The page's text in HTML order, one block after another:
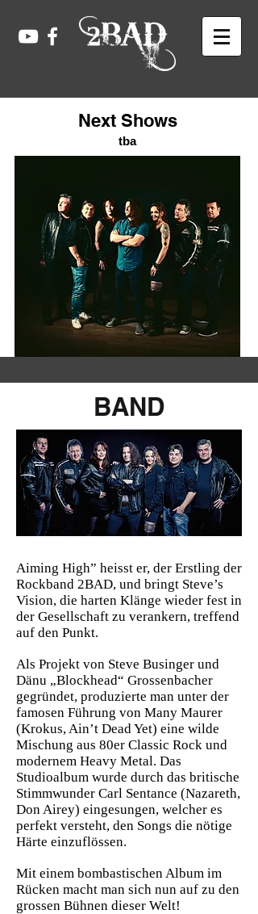
Next Shows
tba
BAND
Aiming High” heisst er, der Erstling der
Rockband 2BAD, und bringt Steve’s
Vision, die harten Klänge wieder fest in
der Gesellschaft zu verankern, treffend
auf den Punkt.
Als Projekt von Steve Businger und
Dänu „Blockhead“ Grossenbacher
gegründet, produzierte man unter der
famosen Führung von Many Maurer
(Krokus, Ain’t Dead Yet) eine wilde
Mischung aus 80er Classic Rock und
modernem Heavy Metal. Das
Studioalbum wurde durch das britische
Stimmwunder Carl Sentance (Nazareth,
Don Airey) eingesungen, welcher es
perfekt versteht, den Songs die nötige
Härte einzuflössen.
Mit einem bombastischen Album im
Rücken macht man sich nun auf zu den
grossen Bühnen dieser Welt!